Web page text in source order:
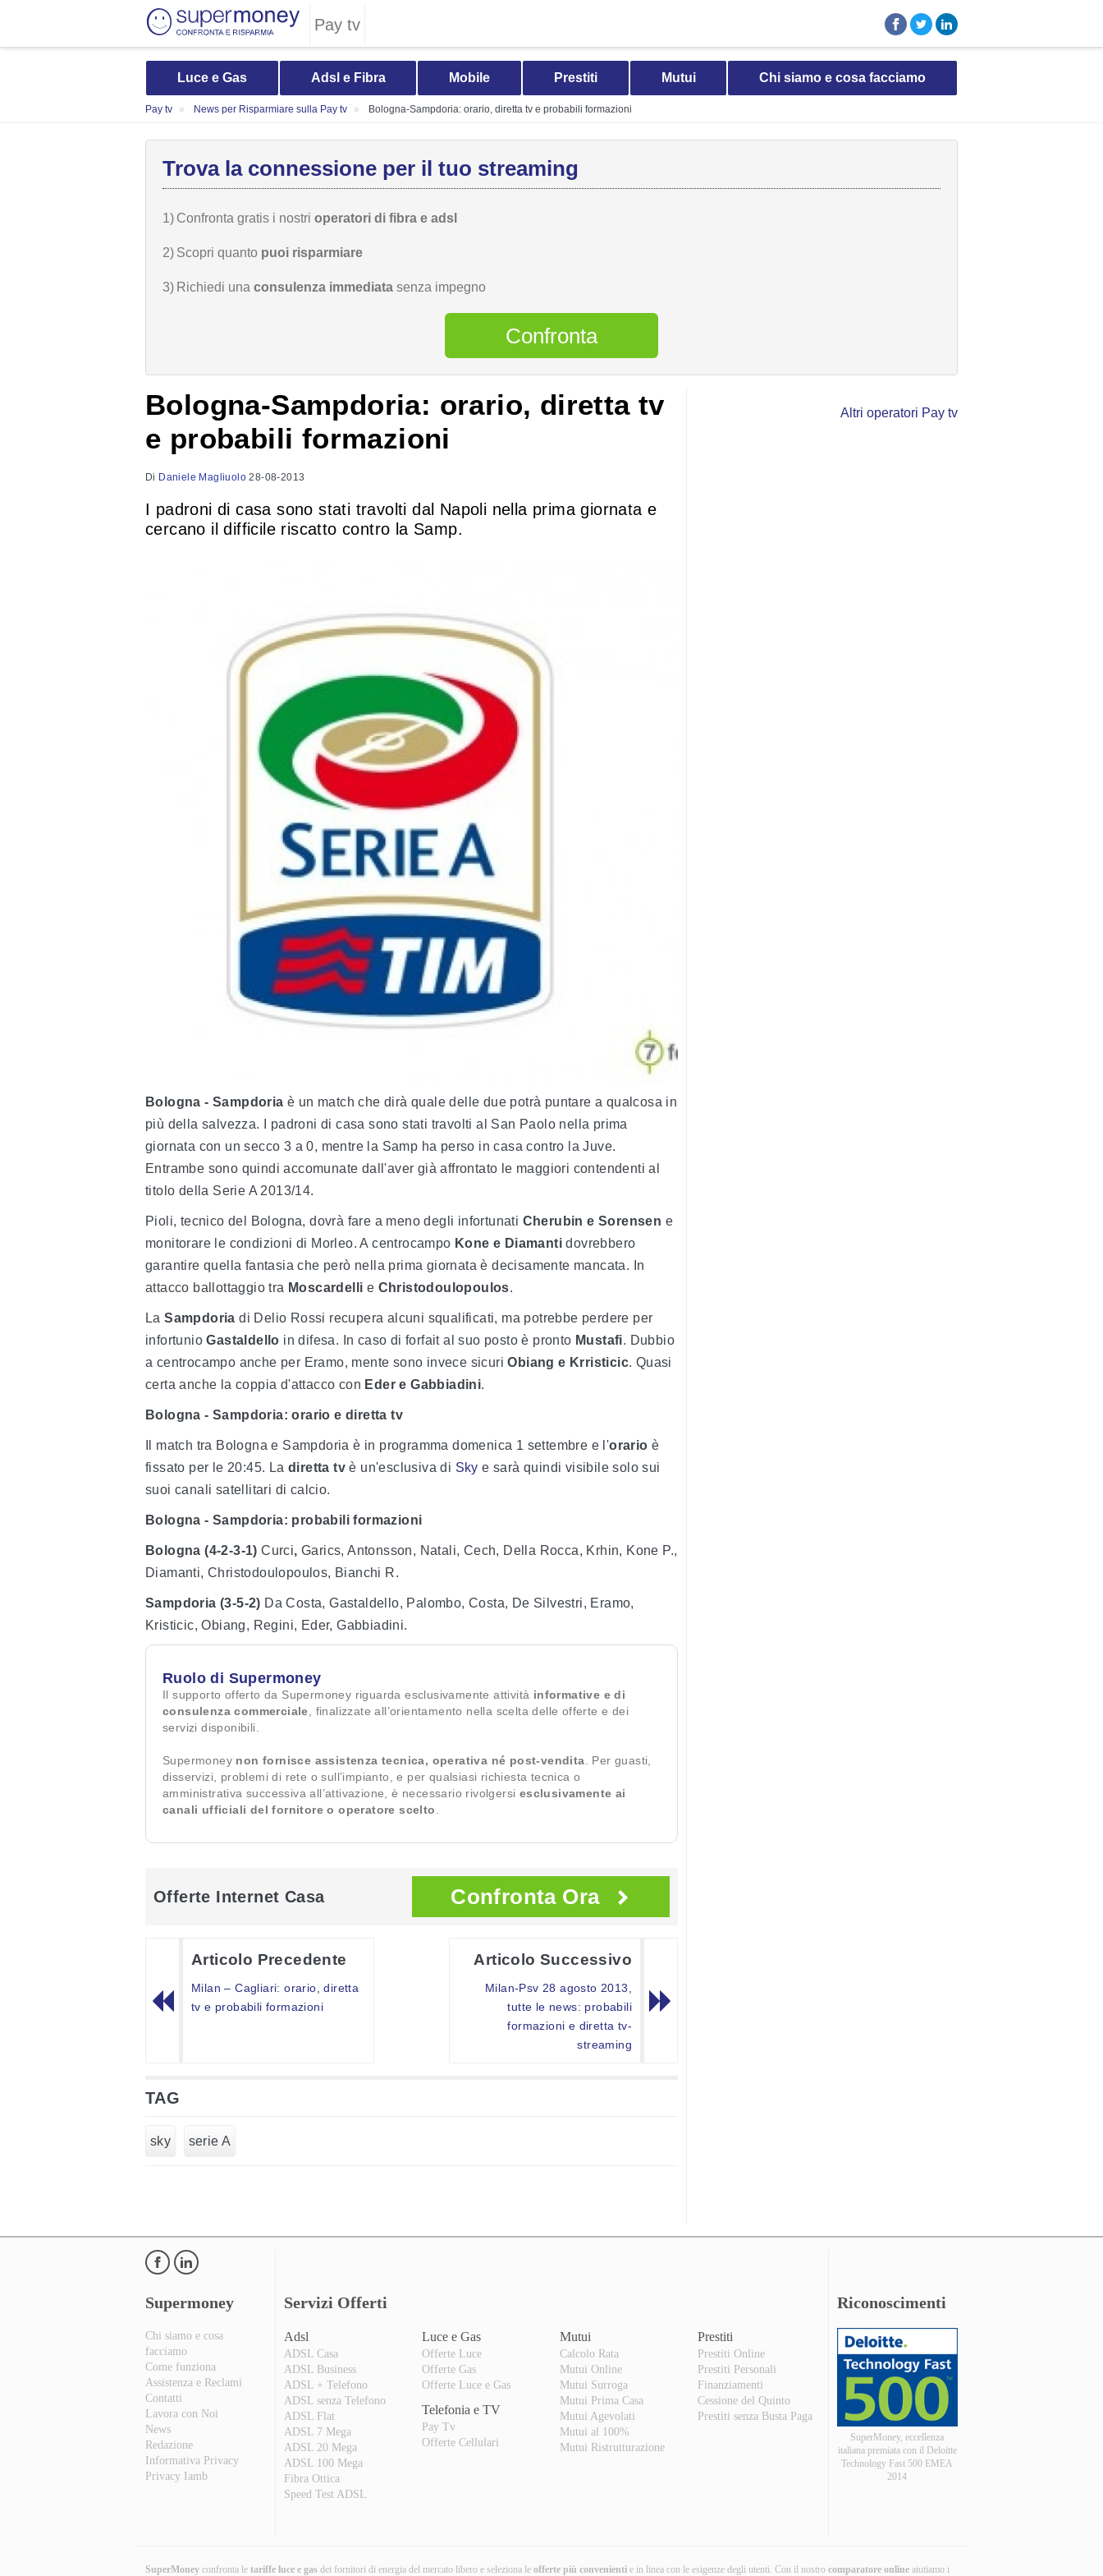
Pay tv
Luce e Gas Adsl e Fibra Mobile Prestiti Mutui Chi siamo e cosa facciamo
Pay tv News per Risparmiare sulla Pay tv Bologna-Sampdoria: orario, diretta tv e probabili formazioni
Trova la connessione per il tuo streaming
1) Confronta gratis i nostri operatori di fibra e adsl
2) Scopri quanto puoi risparmiare
3) Richiedi una consulenza immediata senza impegno
Confronta
Bologna-Sampdoria: orario, diretta tv
e probabili formazioni
Di Daniele Magliuolo 28-08-2013
I padroni di casa sono stati travolti dal Napoli nella prima giornata e
cercano il difficile riscatto contro la Samp.
Bologna - Sampdoria è un match che dirà quale delle due potrà puntare a qualcosa in
più della salvezza. I padroni di casa sono stati travolti al San Paolo nella prima
giornata con un secco 3 a 0, mentre la Samp ha perso in casa contro la Juve.
Entrambe sono quindi accomunate dall'aver già affrontato le maggiori contendenti al
titolo della Serie A 2013/14.
Pioli, tecnico del Bologna, dovrà fare a meno degli infortunati Cherubin e Sorensen e
monitorare le condizioni di Morleo. A centrocampo Kone e Diamanti dovrebbero
garantire quella fantasia che però nella prima giornata è decisamente mancata. In
attacco ballottaggio tra Moscardelli e Christodoulopoulos.
LaSampdoria di Delio Rossi recupera alcuni squalificati, ma potrebbe perdere per
infortunioGastaldello in difesa. In caso di forfait al suo posto è pronto Mustafi. Dubbio
a centrocampo anche per Eramo, mente sono invece sicuriObiang e Krristicic. Quasi
certa anche la coppia d'attacco con Eder e Gabbiadini.
Bologna - Sampdoria: orario e diretta tv
Il match tra Bologna e Sampdoria è in programma domenica 1 settembre e l'orario è
fissato per le 20:45. La diretta tv è un'esclusiva di Sky e sarà quindi visibile solo sui
suoi canali satellitari di calcio.
Bologna - Sampdoria: probabili formazioni
Bologna (4-2-3-1) Curci, Garics, Antonsson, Natali, Cech, Della Rocca, Krhin, Kone P.,
Diamanti, Christodoulopoulos, Bianchi R.
Sampdoria (3-5-2) Da Costa, Gastaldello, Palombo, Costa, De Silvestri, Eramo,
Kristicic, Obiang, Regini, Eder, Gabbiadini.
Ruolo di Supermoney
Il supporto offerto da Supermoney riguarda esclusivamente attività informative e di
consulenza commerciale , finalizzate all’orientamento nella scelta delle offerte e dei
servizi disponibili.
Supermoney non fornisce assistenza tecnica, operativa né post-vendita . Per guasti,
disservizi, problemi di rete o sull’impianto, e per qualsiasi richiesta tecnica o
amministrativa successiva all’attivazione, è necessario rivolgersi esclusivamente ai
canali ufficiali del fornitore o operatore scelto
Offerte Internet Casa Confronta Ora
Articolo Precedente
Milan – Cagliari: orario, diretta
tv e probabili formazioni
Articolo Successivo
Milan-Psv 28 agosto 2013,
tutte le news: probabili
formazioni e diretta tv-
streaming
TAG
sky serie A
Altri operatori Pay tv
Supermoney
Chi siamo e cosa
facciamo
Come funziona
Assistenza e Reclami
Contatti
Lavora con Noi
News
Redazione
Informativa Privacy
Privacy Iamb
Servizi Offerti
Adsl
ADSL Casa
ADSL Business
ADSL + Telefono
ADSL senza Telefono
ADSL Flat
ADSL 7 Mega
ADSL 20 Mega
ADSL 100 Mega
Fibra Ottica
Speed Test ADSL
Luce e Gas
Offerte Luce
Offerte Gas
Offerte Luce e Gas
Telefonia e TV
Pay Tv
Offerte Cellulari
Mutui
Calcolo Rata
Mutui Online
Mutui Surroga
Mutui Prima Casa
Mutui Agevolati
Mutui al 100%
Mutui Ristrutturazione
Prestiti
Prestiti Online
Prestiti Personali
Finanziamenti
Cessione del Quinto
Prestiti senza Busta Paga
Riconoscimenti
SuperMoney, eccellenza
italiana premiata con il Deloitte
Technology Fast 500 EMEA
2014
SuperMoney confronta le tariffe luce e gas dei fornitori di energia del mercato libero e seleziona le offerte più convenienti e in linea con le esigenze degli utenti. Con il nostro comparatore online aiutiamo i